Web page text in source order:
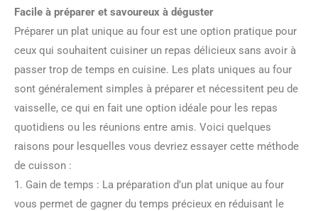
Facile à préparer et savoureux à déguster
Préparer un plat unique au four est une option pratique pour
ceux qui souhaitent cuisiner un repas délicieux sans avoir à
passer trop de temps en cuisine. Les plats uniques au four
sont généralement simples à préparer et nécessitent peu de
vaisselle, ce qui en fait une option idéale pour les repas
quotidiens ou les réunions entre amis. Voici quelques
raisons pour lesquelles vous devriez essayer cette méthode
de cuisson :
1. Gain de temps : La préparation d’un plat unique au four
vous permet de gagner du temps précieux en réduisant le